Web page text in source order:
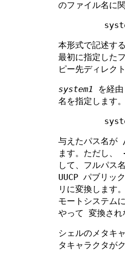
のファイル名に
本形式で記述す
最初に指定した
ピー先ディレク
system1 を経
名を指定します。
与えたパス名が
ます。ただし、
して、フルパス
UUCP パブリッ
リに変換します
モートシステム
やって 変換され
シェルのメタキ
タキャラクタが